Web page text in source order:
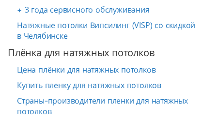
+ 3 года сервисного обслуживания
Натяжные потолки Випсилинг (VISP) со скидкой
в Челябинске
Плёнка для натяжных потолков
Цена плёнки для натяжных потолков
Купить пленку для натяжных потолков
Страны-производители пленки для натяжных
потолков